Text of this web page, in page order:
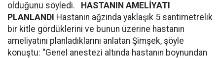
olduğunu söyledi.
HASTANIN AMELİYATI
PLANLANDI Hastanın ağzında yaklaşık 5 santimetrelik
bir kitle gördüklerini ve bunun üzerine hastanın
ameliyatını planladıklarını anlatan Şimşek, şöyle
konuştu: “Genel anestezi altında hastanın boynundan